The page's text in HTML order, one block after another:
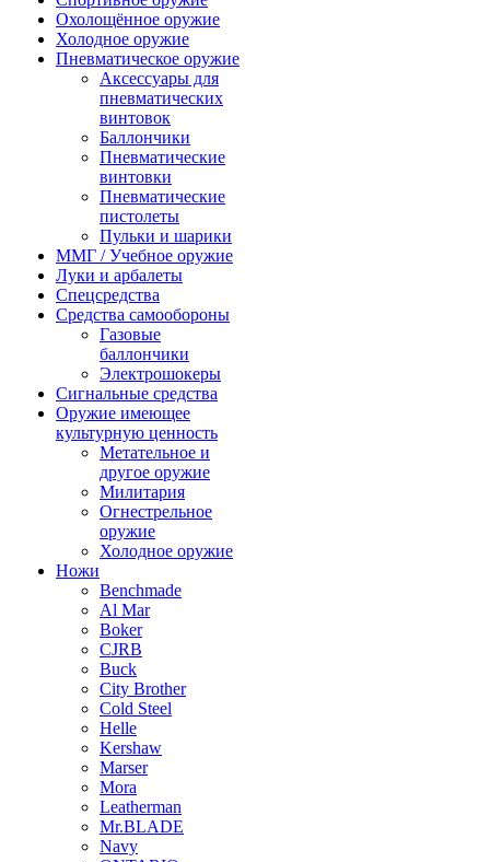
Охолощённое оружие
Холодное оружие
Пневматическое оружие
Аксессуары для
пневматических
винтовок
Баллончики
Пневматические
винтовки
Пневматические
пистолеты
Пульки и шарики
ММГ / Учебное оружие
Луки и арбалеты
Спецсредства
Средства самообороны
Газовые
баллончики
Электрошокеры
Сигнальные средства
Оружие имеющее
культурную ценность
Метательное и
другое оружие
Милитария
Огнестрельное
оружие
Холодное оружие
Ножи
Benchmade
Al Mar
Boker
CJRB
Buck
City Brother
Cold Steel
Helle
Kershaw
Marser
Mora
Leatherman
Mr.BLADE
Navy